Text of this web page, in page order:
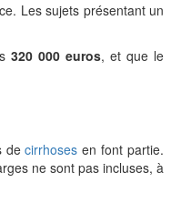
Les sujets présentant un
320 000 euros, et que le
decirrhosesen font partie.
ne sont pas incluses, à